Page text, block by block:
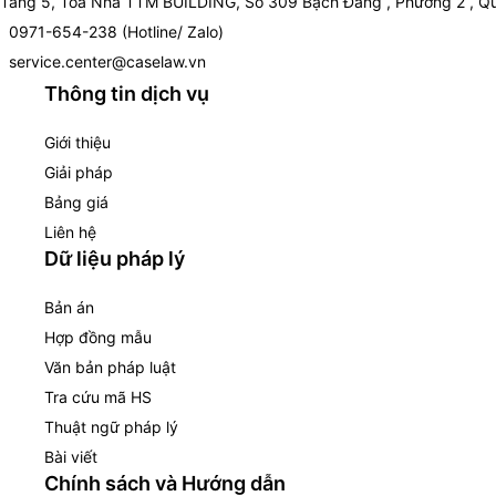
0971-654-238 (Hotline/ Zalo)
service.center@caselaw.vn
Thông tin dịch vụ
Giới thiệu
Giải pháp
Bảng giá
Liên hệ
Dữ liệu pháp lý
Bản án
Hợp đồng mẫu
Văn bản pháp luật
Tra cứu mã HS
Thuật ngữ pháp lý
Bài viết
Chính sách và Hướng dẫn